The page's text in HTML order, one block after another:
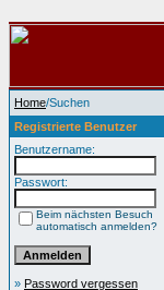
Home/Suchen
Registrierte Benutzer
Benutzername:
Passwort:
Beim nächsten Besuch
automatisch anmelden?
» Password vergessen